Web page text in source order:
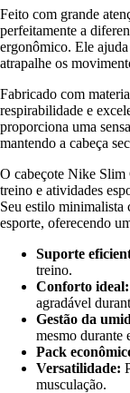
Feito com grande
perfeitamente a
ergonômico. Ele
atrapalhe os
Fabricado com
respirabilidade e
proporciona uma
mantendo a cabeça
O cabeçote Nike Slim
treino e atividades
Seu estilo minimalista
esporte, oferecendo
Suporte
treino.
Conforto ideal:
agradável
Gestão da
mesmo durante
Pack
Versatilidade:
musculação.